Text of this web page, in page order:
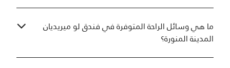
ما هي وسائل الراحة المتوفرة في فندق لو ميريديان
المدينة المنورة؟